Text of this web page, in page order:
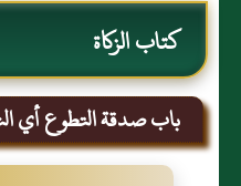
كتاب الزكاة
باب صدقة التطوع أي